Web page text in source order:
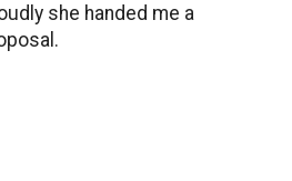
she handed me a